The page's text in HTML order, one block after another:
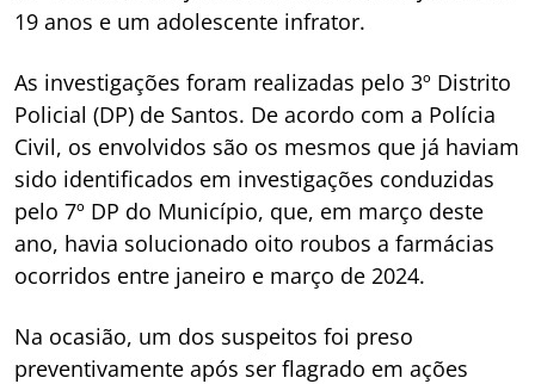
19 anos e um adolescente infrator.
As investigações foram realizadas pelo 3º Distrito
Policial (DP) de Santos. De acordo com a Polícia
Civil, os envolvidos são os mesmos que já haviam
sido identificados em investigações conduzidas
pelo 7º DP do Município, que, em março deste
ano, havia solucionado oito roubos a farmácias
ocorridos entre janeiro e março de 2024.
Na ocasião, um dos suspeitos foi preso
preventivamente após ser flagrado em ações